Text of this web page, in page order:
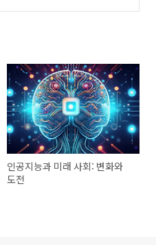
인공지능과 미래 사회: 변화와
도전